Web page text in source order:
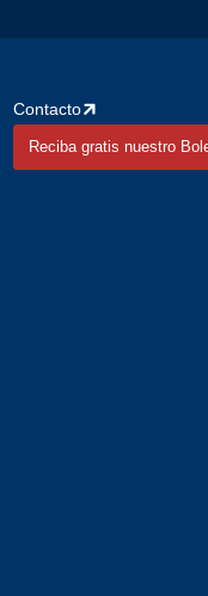
Contacto
Reciba gratis nuestro